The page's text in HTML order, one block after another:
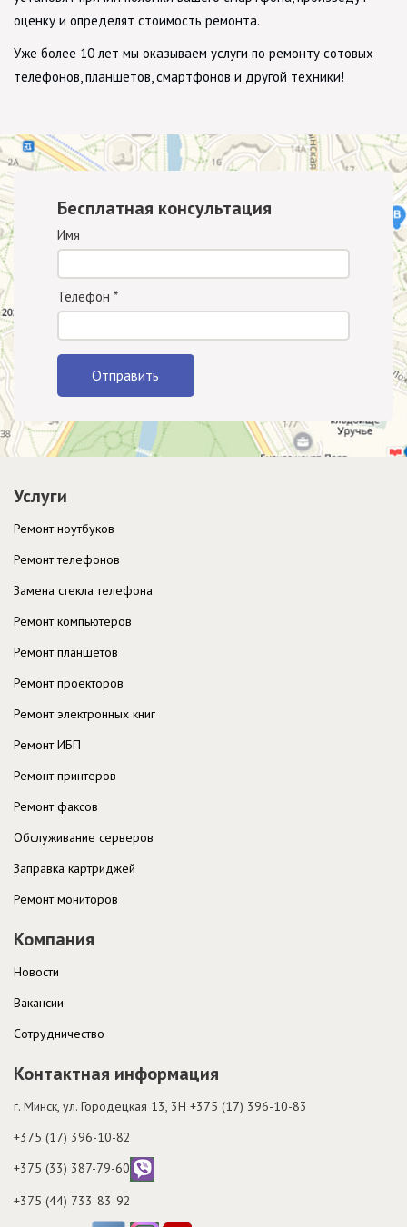
оценку и определят стоимость ремонта.
Уже более 10 лет мы оказываем услуги по ремонту сотовых
телефонов, планшетов, смартфонов и другой техники!
Бесплатная консультация
Имя
Телефон *
Отправить
Услуги
Ремонт ноутбуков
Ремонт телефонов
Замена стекла телефона
Ремонт компьютеров
Ремонт планшетов
Ремонт проекторов
Ремонт электронных книг
Ремонт ИБП
Ремонт принтеров
Ремонт факсов
Обслуживание серверов
Заправка картриджей
Ремонт мониторов
Компания
Новости
Вакансии
Cотрудничество
Контактная информация
г. Минск, ул. Городецкая 13, 3H +375 (17) 396-10-83
+375 (17) 396-10-82
+375 (33) 387-79-60
+375 (44) 733-83-92